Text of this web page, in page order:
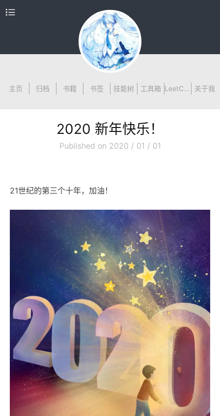
主页 归档 书籍 书签 技能树 工具箱 LeetCode 关于我
2020 新年快乐！
Published on 2020 / 01 / 01
21世纪的第三个十年，加油！